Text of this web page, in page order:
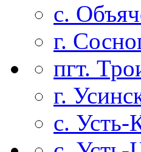
с.
г.
пгт.
г.
с. Усть-